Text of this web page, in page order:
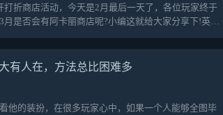
折商店活动，今天是2月最后一天了，各位玩家终于
是否会有阿卡丽商店呢?小编这就给大家分享下!英雄
有人在，方法总比困难多
他的装扮，在很多玩家心中，如果一个人能够全图毕